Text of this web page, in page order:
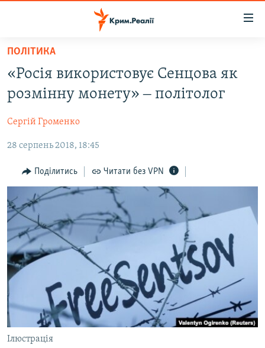
Перейти
основного
матеріалу
Перейти
до
навігації
Перейти
пошуку
ВІДЕО ТА ФОТО
ПОЛІТИКА
БЛОГИ
ПОГЛЯД
ІНТЕРВ'Ю
ВСЕ ЗА ДЕНЬ
СПЕЦПРОЕКТИ
ДЕПОРТАЦІЯ
ВІДЕОУРОКИ «ELIFBE»
СВІДЧЕННЯ ОКУПАЦІЇ
УКРАЇНСЬКА ПРОБЛЕМА КРИМУ
ІНФОГРАФІКА
ЯК ОБІЙТИ БЛОКУВАННЯ
Русский
Qırımtatar
ДОЛУЧАЙСЯ!
ПОЛІТИКА
«Росія використовує Сенцова як
розмінну монету» ‒ політолог
Сергій Громенко
28 серпень 2018, 18:45
Поділитись Читати без VPN
Ілюстрація